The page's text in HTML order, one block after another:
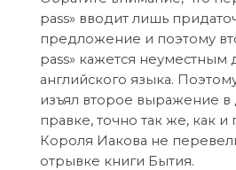
pass» вводит лишь
предложение и поэтому
pass» кажется неуместным
английского языка.
изъял второе выражение
правке, точно так же, как
Короля Иакова не
отрывке книги Бытия.